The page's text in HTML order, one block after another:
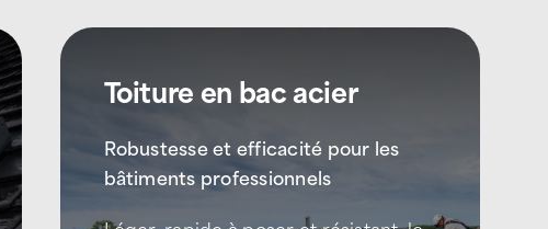
Toiture en bac acier
Robustesse et efficacité pour les
bâtiments professionnels